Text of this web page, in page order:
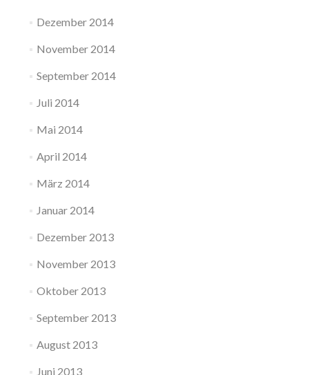
Dezember 2014
November 2014
September 2014
Juli 2014
Mai 2014
April 2014
März 2014
Januar 2014
Dezember 2013
November 2013
Oktober 2013
September 2013
August 2013
Juni 2013